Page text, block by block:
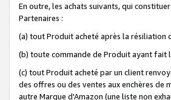
En outre, les achats suivants, qui
Partenaires :
(a) tout Produit acheté après la résiliation
(b) toute commande de Produit ayant fait
(c) tout Produit acheté par un client
des offres ou des ventes aux enchères
autre Marque d'Amazon (une liste non